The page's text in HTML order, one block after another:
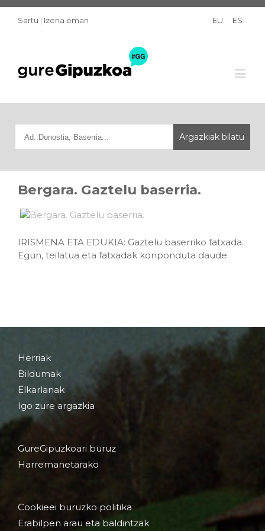
Sartu | Izena eman EU ES
Bergara. Gaztelu baserria.
IRISMENA ETA EDUKIA: Gaztelu baserriko fatxada.
Egun, teilatua eta fatxadak konponduta daude.
Herriak
Bildumak
Elkarlanak
Igo zure argazkia
GureGipuzkoari buruz
Harremanetarako
Cookieei buruzko politika
Erabilpen arau eta baldintzak